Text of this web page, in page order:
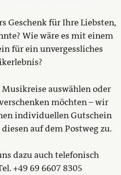
Geschenk für Ihre Liebsten,
Wie wäre es mit einem
für ein unvergessliches
auswählen oder
möchten – wir
individuellen Gutschein
auf dem Postweg zu.
dazu auch telefonisch
+49 69 6607 8305